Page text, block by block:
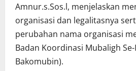
Amnur.s.Sos.l, menjelaskan
organisasi dan legalitasnya
perubahan nama organisasi
Badan Koordinasi Mubaligh
Bakomubin).